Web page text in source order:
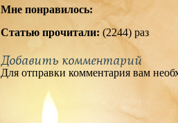
Мне понравилось:
Статью прочитали: (2244) раз
Добавить комментарий
Для отправки комментария вам